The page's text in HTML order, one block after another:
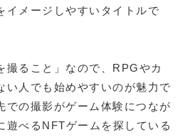
イメージしやすいタイトルで
撮ること」なので、RPGやカ
い人でも始めやすいのが魅力で
での撮影がゲーム体験につなが
遊べるNFTゲームを探している